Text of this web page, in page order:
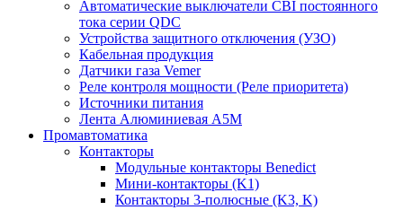
Автоматические выключатели CBI постоянного
тока серии QDC
Устройства защитного отключения (УЗО)
Кабельная продукция
Датчики газа Vemer
Реле контроля мощности (Реле приоритета)
Источники питания
Лента Алюминиевая А5М
Промавтоматика
Контакторы
Модульные контакторы Benedict
Мини-контакторы (K1)
Контакторы 3-полюсные (K3, K)